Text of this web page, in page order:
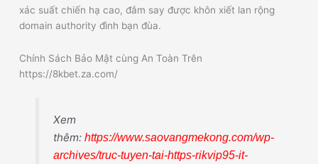
xác suất chiến hạ cao, đắm say được khôn xiết lan rộng
domain authority đình bạn đùa.
Chính Sách Bảo Mật cùng An Toàn Trên
https://8kbet.za.com/
Xem
thêm: https://www.saovangmekong.com/wp-
archives/truc-tuyen-tai-https-rikvip95-it-